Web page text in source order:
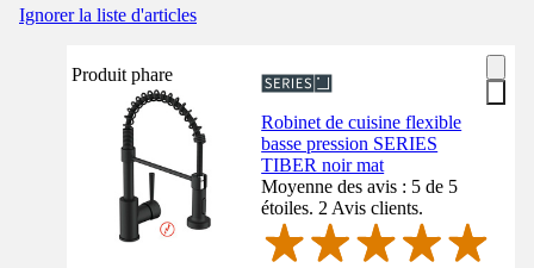
Ignorer la liste d'articles
Produit phare
Robinet de cuisine flexible
basse pression SERIES
TIBER noir mat
Moyenne des avis : 5 de 5
étoiles. 2 Avis clients.